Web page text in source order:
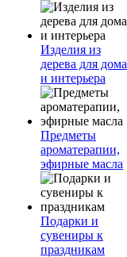
Изделия из
дерева для дома
и интерьера
Предметы
ароматерапии,
эфирные масла
Подарки и
сувениры к
праздникам